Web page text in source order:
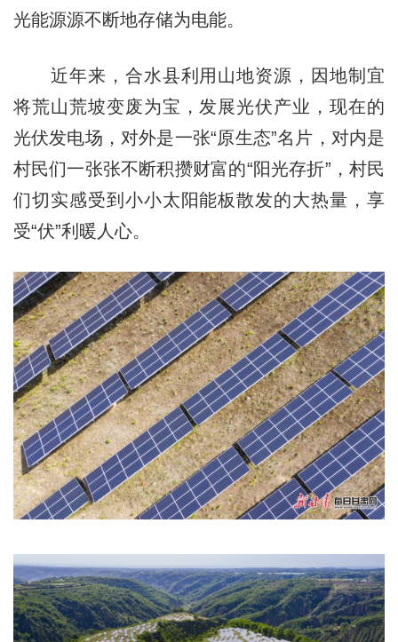
光能源源不断地存储为电能。
近年来，合水县利用山地资源，因地制宜
将荒山荒坡变废为宝，发展光伏产业，现在的
光伏发电场，对外是一张“原生态”名片，对内是
村民们一张张不断积攒财富的“阳光存折”，村民
们切实感受到小小太阳能板散发的大热量，享
受“伏”利暖人心。